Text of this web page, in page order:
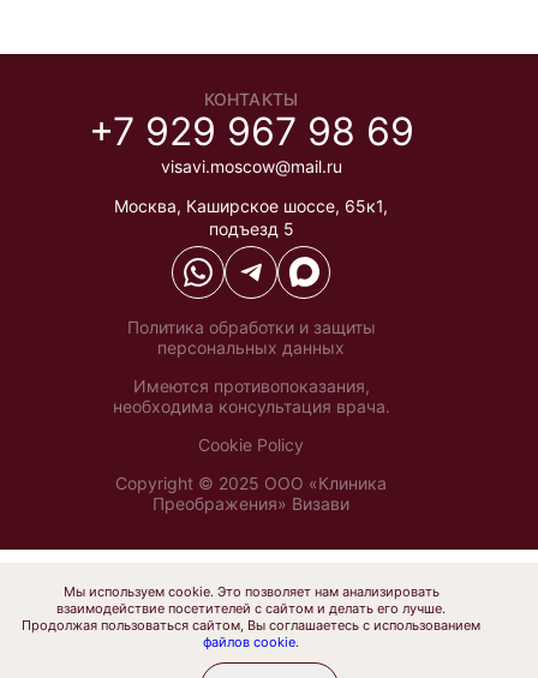
КОНТАКТЫ
+7 929 967 98 69
visavi.moscow@mail.ru
Москва, Каширское шоссе, 65к1,
подъезд 5
Политика обработки и защиты
персональных данных
Имеются противопоказания,
необходима консультация врача.
Cookie Policy
Copyright © 2025 ООО «Клиника
Преображения» Визави
Мы используем cookie. Это позволяет нам анализировать
взаимодействие посетителей с сайтом и делать его лучше.
Продолжая пользоваться сайтом, Вы соглашаетесь с использованием
файлов cookie.